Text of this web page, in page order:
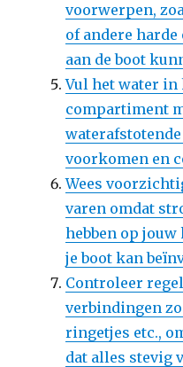
voorwerpen,
of andere harde
aan de boot
Vul het water in
compartiment
voorkomen en
Wees
varen omdat
hebben op
je boot kan
Controleer
verbindingen
ringetjes etc.,
dat alles stevig